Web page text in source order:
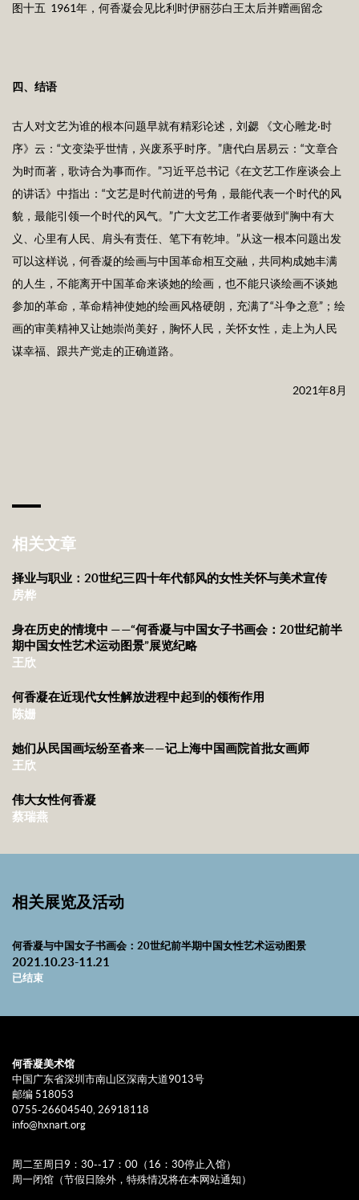
图十五 1961年，何香凝会见比利时伊丽莎白王太后并赠画留念
四、结语
古人对文艺为谁的根本问题早就有精彩论述，刘勰 《文心雕龙·时
序》云：“文变染乎世情，兴废系乎时序。”唐代白居易云：“文章合
为时而著，歌诗合为事而作。”习近平总书记《在文艺工作座谈会上
的讲话》中指出：“文艺是时代前进的号角，最能代表一个时代的风
貌，最能引领一个时代的风气。”广大文艺工作者要做到“胸中有大
义、心里有人民、肩头有责任、笔下有乾坤。”从这一根本问题出发
可以这样说，何香凝的绘画与中国革命相互交融，共同构成她丰满
的人生，不能离开中国革命来谈她的绘画，也不能只谈绘画不谈她
参加的革命，革命精神使她的绘画风格硬朗，充满了“斗争之意”；绘
画的审美精神又让她崇尚美好，胸怀人民，关怀女性，走上为人民
谋幸福、跟共产党走的正确道路。
2021年8月
相关文章
择业与职业：20世纪三四十年代郁风的女性关怀与美术宣传
房桦
身在历史的情境中 ——“何香凝与中国女子书画会：20世纪前半
期中国女性艺术运动图景”展览纪略
王欣
何香凝在近现代女性解放进程中起到的领衔作用
陈姗
她们从民国画坛纷至沓来——记上海中国画院首批女画师
王欣
伟大女性何香凝
蔡瑞燕
相关展览及活动
何香凝与中国女子书画会：20世纪前半期中国女性艺术运动图景
2021.10.23-11.21
已结束
何香凝美术馆
中国广东省深圳市南山区深南大道9013号
邮编 518053
0755-26604540, 26918118
info@hxnart.org
周二至周日9：30--17：00（16：30停止入馆）
周一闭馆（节假日除外，特殊情况将在本网站通知）